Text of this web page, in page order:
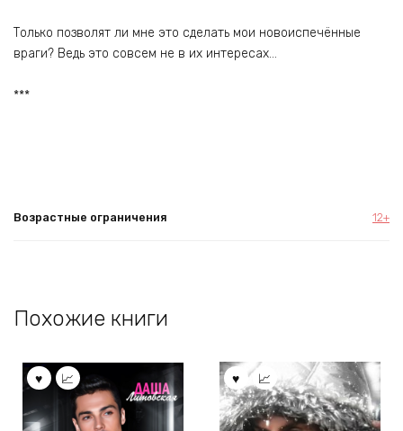
Только позволят ли мне это сделать мои новоиспечённые
враги? Ведь это совсем не в их интересах…
***
Возрастные ограничения 12+
Похожие книги